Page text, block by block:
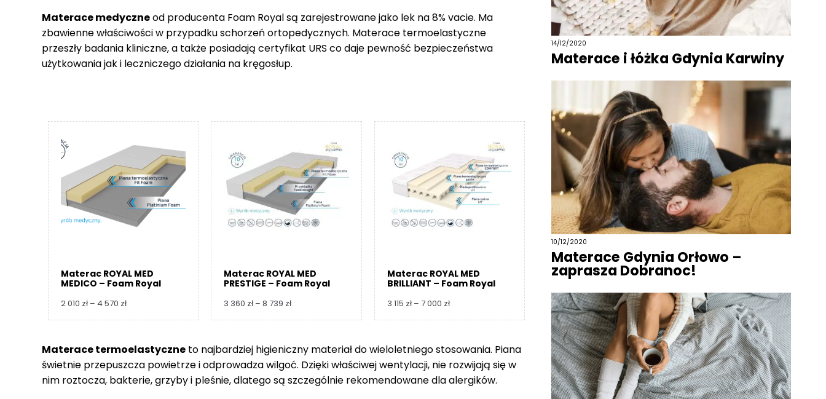
219 zł
do
5
279 zł
229 zł
do
2
030 zł
do
8
Materace medyczneod producenta Foam Royal są zarejestrowane jako lek na 8% vacie. Ma
zbawienne właściwości w przypadku schorzeń ortopedycznych. Materace termoelastyczne
przeszły badania kliniczne, a także posiadają certyfikat URS co daje pewność bezpieczeństwa
użytkowania jak i leczniczego działania na kręgosłup.
Materac ROYAL MED
MEDICO – Foam Royal
2 010 zł – 4 570 złZakres
010 zł
do
4
Materac ROYAL MED
PRESTIGE – Foam Royal
3 360 zł – 8 739 złZakres
360 zł
do
8
Materac ROYAL MED
BRILLIANT – Foam Royal
3 115 zł – 7 000 złZakres
115 zł
do
7
000 zł
Materace termoelastyczneto najbardziej higieniczny materiał do wieloletniego stosowania. Piana
świetnie przepuszcza powietrze i odprowadza wilgoć. Dzięki właściwej wentylacji, nie rozwijają się w
nim roztocza, bakterie, grzyby i pleśnie, dlatego są szczególnie rekomendowane dla alergików.
14/12/2020
Materace i łóżka Gdynia Karwiny
10/12/2020
Materace Gdynia Orłowo –
zaprasza Dobranoc!